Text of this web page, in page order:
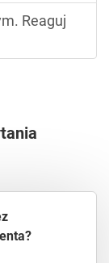
Reaguj